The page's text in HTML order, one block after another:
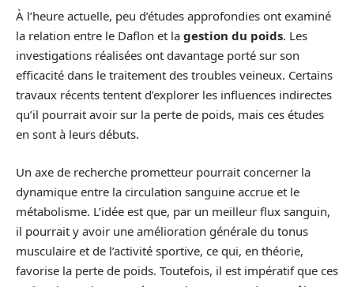
À l’heure actuelle, peu d’études approfondies ont examiné
la relation entre le Daflon et la gestion du poids. Les
investigations réalisées ont davantage porté sur son
efficacité dans le traitement des troubles veineux. Certains
travaux récents tentent d’explorer les influences indirectes
qu’il pourrait avoir sur la perte de poids, mais ces études
en sont à leurs débuts.
Un axe de recherche prometteur pourrait concerner la
dynamique entre la circulation sanguine accrue et le
métabolisme. L’idée est que, par un meilleur flux sanguin,
il pourrait y avoir une amélioration générale du tonus
musculaire et de l’activité sportive, ce qui, en théorie,
favorise la perte de poids. Toutefois, il est impératif que ces